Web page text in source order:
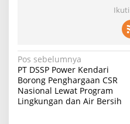
N
a
v
Pos sebelumnya
PT DSSP Power Kendari
Borong Penghargaan CSR
Nasional Lewat Program
Lingkungan dan Air Bersih